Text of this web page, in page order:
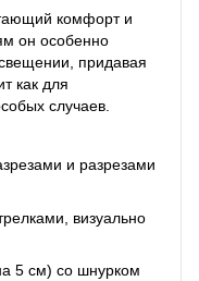
комфорт и
он особенно
придавая
как для
случаев.
и разрезами
визуально
5 см) со шнурком